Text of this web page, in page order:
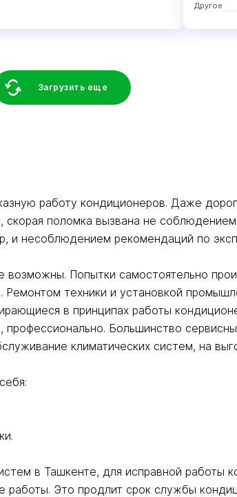
Другое
Загрузить еще
работу кондиционеров. Даже
скорая поломка вызвана не
и несоблюдением рекомендаций по
возможны. Попытки самостоятельно
Ремонтом техники и установкой
в принципах работы
Большинство
климатических систем, на
в Ташкенте, для исправной работы
работы. Это продлит срок службы